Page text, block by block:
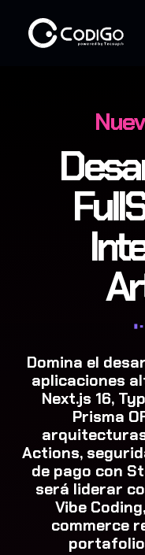
Domina el
aplicaciones
Next.js 16,
Prisma
Actions,
de pago con
será liderar
Vibe
commerce
portafolio